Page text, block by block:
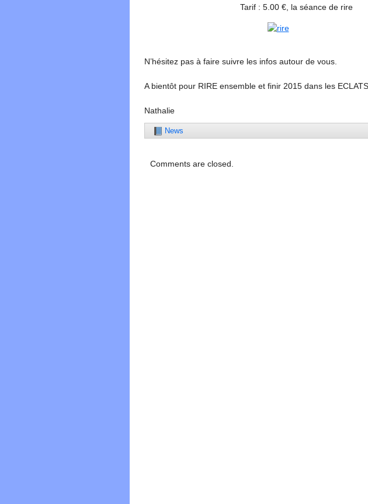
Tarif : 5.00 €, la séance de rire
N’hésitez pas à faire suivre les infos autour de vous.
A bientôt pour RIRE ensemble et finir 2015 dans les
Nathalie
News
Comments are closed.